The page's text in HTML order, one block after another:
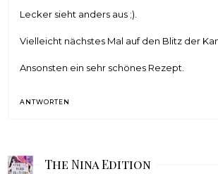
Lecker sieht anders aus ;).
Vielleicht nächstes Mal auf den Blitz der
Ansonsten ein sehr schönes Rezept.
ANTWORTEN
The Nina Edition